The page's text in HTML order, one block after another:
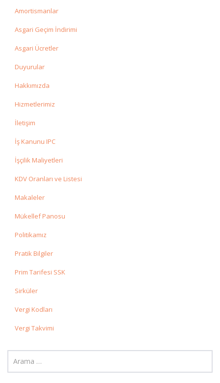
Amortismanlar
Asgari Geçim İndirimi
Asgari Ücretler
Duyurular
Hakkımızda
Hizmetlerimiz
İletişim
İş Kanunu IPC
İşçilik Maliyetleri
KDV Oranları ve Listesi
Makaleler
Mükellef Panosu
Politikamız
Pratik Bilgiler
Prim Tarifesi SSK
Sirküler
Vergi Kodları
Vergi Takvimi